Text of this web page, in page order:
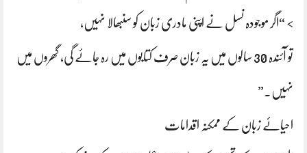
> “اگر موجودہ نسل نے اپنی مادری زبان کو سنبھالا نہیں،
تو آئندہ 30 سالوں میں یہ زبان صرف کتابوں میں رہ جائے گی، گھروں میں
نہیں۔”
احیائے زبان کے ممکنہ اقدامات